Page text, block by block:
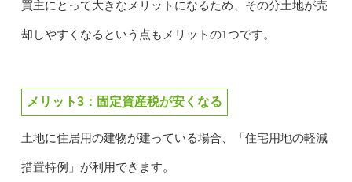
買主にとって大きなメリットになるため、その分土地が売
却しやすくなるという点もメリットの1つです。
メリット3：固定資産税が安くなる
土地に住居用の建物が建っている場合、「住宅用地の軽減
措置特例」が利用できます。